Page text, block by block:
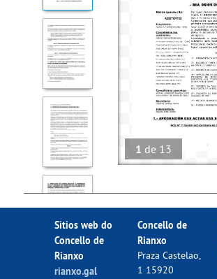
1 de 13
Sitios web do
Concello de
Rianxo
rianxo.gal
Concello de
Rianxo
Praza Castelao,
1 15920